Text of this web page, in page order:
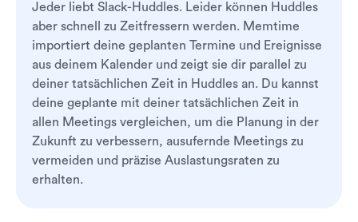
Jeder liebt Slack-Huddles. Leider können Huddles
aber schnell zu Zeitfressern werden. Memtime
importiert deine geplanten Termine und Ereignisse
aus deinem Kalender und zeigt sie dir parallel zu
deiner tatsächlichen Zeit in Huddles an. Du kannst
deine geplante mit deiner tatsächlichen Zeit in
allen Meetings vergleichen, um die Planung in der
Zukunft zu verbessern, ausufernde Meetings zu
vermeiden und präzise Auslastungsraten zu
erhalten.